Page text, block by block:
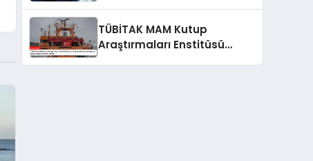
TÜBİTAK MAM Kutup
Araştırmaları Enstitüsü